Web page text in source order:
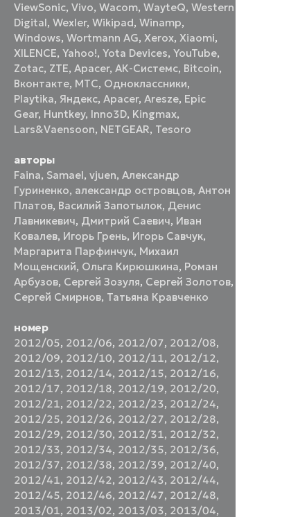
ViewSonic,Vivo,Wacom,WayteQ,Western
Digital,Wexler,Wikipad,Winamp,
Windows,Wortmann AG,Xerox,Xiaomi,
XILENCE,Yahoo!,Yota Devices,YouTube,
Zotac, ZTE,Аpacer,АК-Системс, Вitcoin,
Вконтакте, МТС, Одноклассники,
Playtika, Яндекс,Apacer,Aresze, Epic
Gear, Huntkey, Inno3D, Kingmax,
Lars&Vaensoon, NETGEAR, Tesoro
авторы
Faina, Samael,vjuen,Александр
Гуриненко, александр островцов,Антон
Платов, Василий Запотылок, Денис
Лавникевич, Дмитрий Саевич, Иван
Ковалев, Игорь Грень, Игорь Савчук,
Маргарита Парфинчук, Михаил
Мощенский, Ольга Кирюшкина, Роман
Арбузов, Сергей Зозуля, Сергей Золотов,
Сергей Смирнов, Татьяна Кравченко
номер
2012/05, 2012/06, 2012/07, 2012/08,
2012/09, 2012/10, 2012/11, 2012/12,
2012/13, 2012/14, 2012/15, 2012/16,
2012/17, 2012/18, 2012/19, 2012/20,
2012/21, 2012/22, 2012/23, 2012/24,
2012/25, 2012/26, 2012/27, 2012/28,
2012/29, 2012/30, 2012/31, 2012/32,
2012/33, 2012/34, 2012/35, 2012/36,
2012/37, 2012/38, 2012/39, 2012/40,
2012/41, 2012/42, 2012/43, 2012/44,
2012/45, 2012/46, 2012/47, 2012/48,
2013/01, 2013/02, 2013/03, 2013/04,